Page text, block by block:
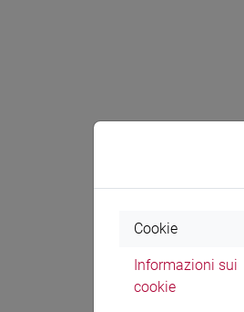
Cookie
Informazioni sui
cookie